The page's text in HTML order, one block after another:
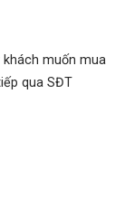
khách muốn mua
qua SĐT